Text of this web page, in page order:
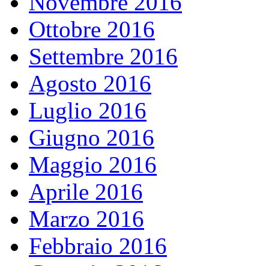
Ottobre 2016
Settembre 2016
Agosto 2016
Luglio 2016
Giugno 2016
Maggio 2016
Aprile 2016
Marzo 2016
Febbraio 2016